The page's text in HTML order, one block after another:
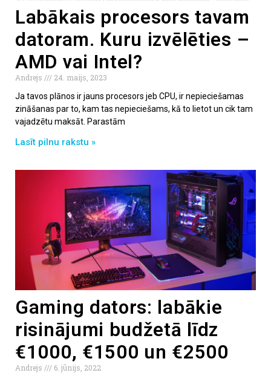
Labākais procesors tavam
datoram. Kuru izvēlēties –
AMD vai Intel?
Andrejs
24. maijs, 2023
Ja tavos plānos ir jauns procesors jeb CPU, ir nepieciešamas
zināšanas par to, kam tas nepieciešams, kā to lietot un cik tam
vajadzētu maksāt. Parastām
Lasīt pilnu rakstu »
Gaming dators: labākie
risinājumi budžetā līdz
€1000, €1500 un €2500
Andrejs
6. jūnijs, 2022